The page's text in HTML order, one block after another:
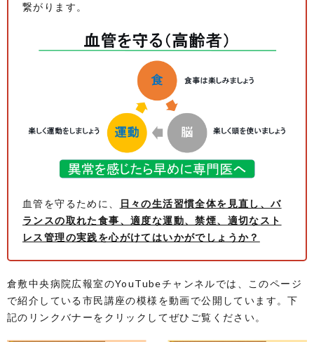
繋がります。
血管を守るために、
日々の生活習慣全体を見直し、バ
ランスの取れた食事、適度な運動、禁煙、適切なスト
レス管理の実践を心がけてはいかがでしょうか？
倉敷中央病院広報室のYouTubeチャンネルでは、このページ
で紹介している市民講座の模様を動画で公開しています。下
記のリンクバナーをクリックしてぜひご覧ください。